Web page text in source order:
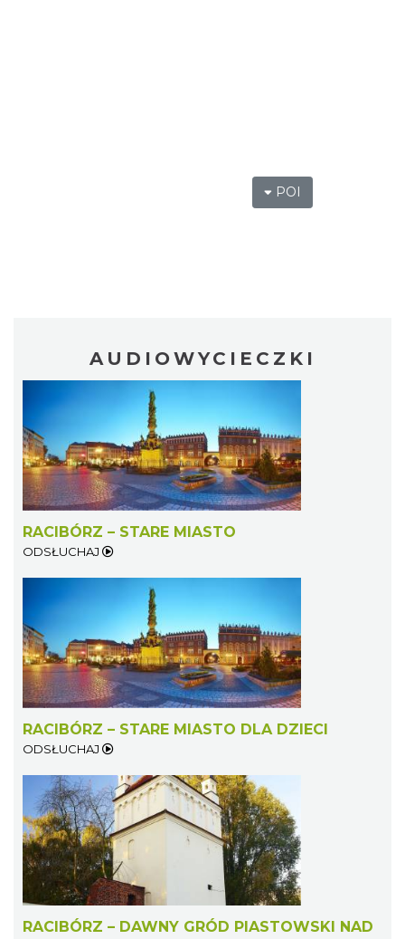
POI
AUDIOWYCIECZKI
RACIBÓRZ – STARE MIASTO
ODSŁUCHAJ
RACIBÓRZ – STARE MIASTO DLA DZIECI
ODSŁUCHAJ
RACIBÓRZ – DAWNY GRÓD PIASTOWSKI NAD